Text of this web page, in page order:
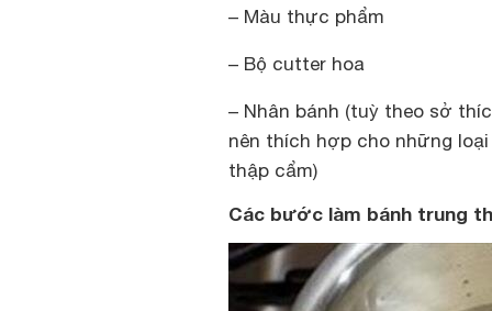
– Màu thực phẩm
– Bộ cutter hoa
– Nhân bánh (tuỳ theo sở
nên thích hợp cho những
thập cẩm)
Các bước làm bánh trung